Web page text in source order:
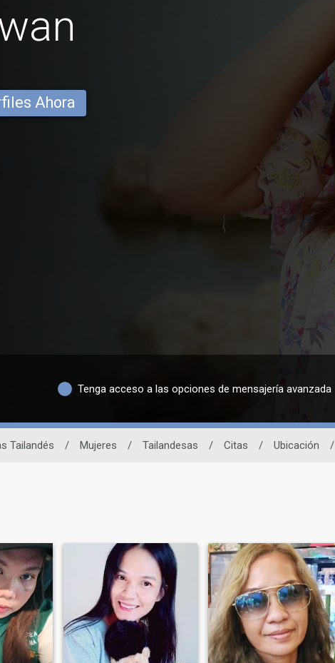
Ahora
Tenga acceso a las opciones de mensajería avanzada
Tailandés / Mujeres / Tailandesas / Citas / Ubicación /